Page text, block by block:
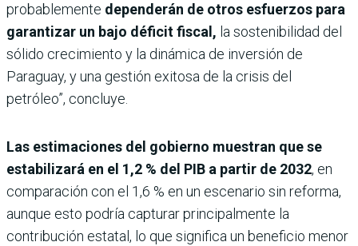
probablemente dependerán de otros esfuerzos para
garantizar un bajo déficit fiscal, la sostenibilidad del
sólido crecimiento y la dinámica de inversión de
Paraguay, y una gestión exitosa de la crisis del
petróleo”, concluye.
Las estimaciones del gobierno muestran que se
estabilizará en el 1,2 % del PIB a partir de 2032, en
comparación con el 1,6 % en un escenario sin reforma,
aunque esto podría capturar principalmente la
contribución estatal, lo que significa un beneficio menor